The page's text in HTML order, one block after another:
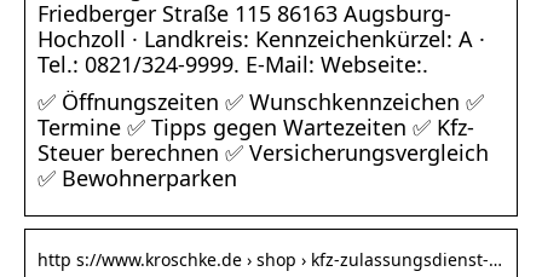
Friedberger Straße 115 86163 Augsburg-
Hochzoll · Landkreis: Kennzeichenkürzel: A ·
Tel.: 0821/324-9999. E-Mail: Webseite:.
✅ Öffnungszeiten ✅ Wunschkennzeichen ✅
Termine ✅ Tipps gegen Wartezeiten ✅ Kfz-
Steuer berechnen ✅ Versicherungsvergleich
✅ Bewohnerparken
http s://www.kroschke.de › shop › kfz-zulassungsdienst-…